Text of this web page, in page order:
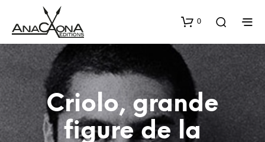
0
Criolo, grande
figure de la